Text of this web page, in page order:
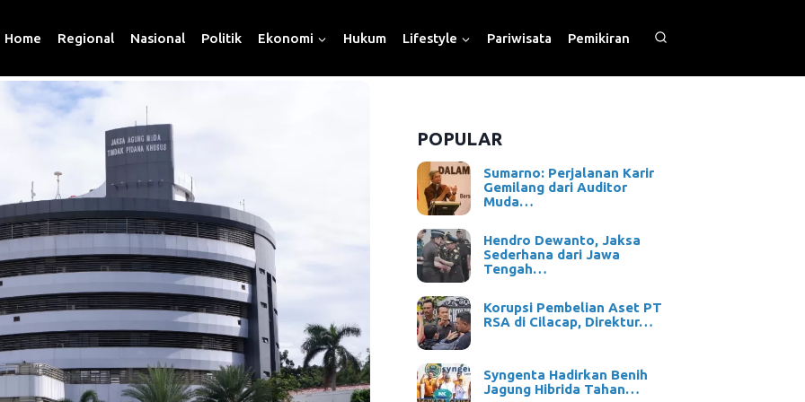
Home Regional Nasional Politik Ekonomi Hukum Lifestyle Pariwisata Pemikiran
POPULAR
Sumarno: Perjalanan Karir
Gemilang dari Auditor
Muda…
Hendro Dewanto, Jaksa
Sederhana dari Jawa
Tengah…
Korupsi Pembelian Aset PT
RSA di Cilacap, Direktur…
Syngenta Hadirkan Benih
Jagung Hibrida Tahan…